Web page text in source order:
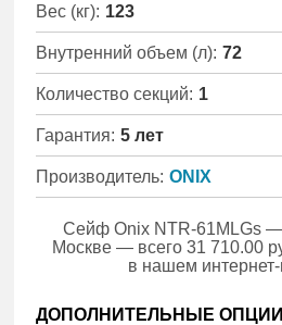
Вес (кг): 123
Внутренний объем (л): 72
Количество секций: 1
Гарантия: 5 лет
Производитель: ONIX
Сейф Onix NTR-61MLGs
Москве — всего 31 710.00
в нашем интернет-
ДОПОЛНИТЕЛЬНЫЕ